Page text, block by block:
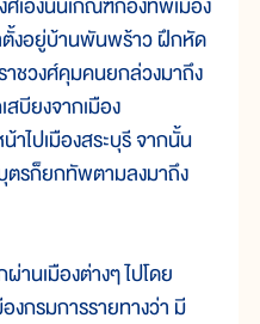
ตั้งอยู่บ้านพันพร้าว ฝึกหัด
ชวงศ์คุมคนยกล่วงมาถึง
สบียงจากเมือง
ไปเมืองสระบุรี จากนั้น
ตรก็ยกทัพตามลงมาถึง
านเมืองต่างๆ ไปโดย
งกรมการรายทางว่า มี